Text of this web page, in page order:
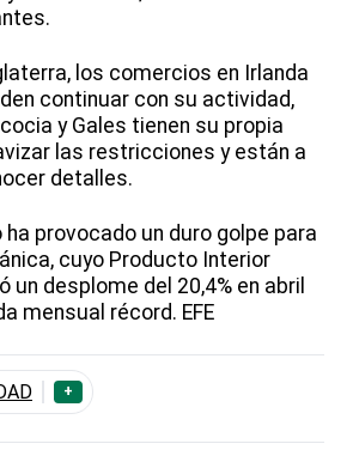
los comercios en Irlanda
continuar con su actividad,
y Gales tienen su propia
las restricciones y están a
detalles.
ha provocado un duro golpe para
cuyo Producto Interior
un desplome del 20,4% en abril
mensual récord. EFE
+